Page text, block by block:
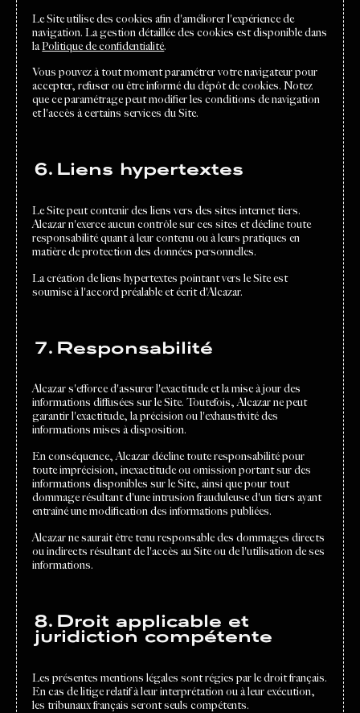
Le Site utilise des cookies afin d'améliorer l'expérience de
navigation. La gestion détaillée des cookies est disponible dans
laPolitique de confidentialité.
Vous pouvez à tout moment paramétrer votre navigateur pour
accepter, refuser ou être informé du dépôt de cookies. Notez
que ce paramétrage peut modifier les conditions de navigation
et l'accès à certains services du Site.
6. Liens hypertextes
Le Site peut contenir des liens vers des sites internet tiers.
Alcazar n'exerce aucun contrôle sur ces sites et décline toute
responsabilité quant à leur contenu ou à leurs pratiques en
matière de protection des données personnelles.
La création de liens hypertextes pointant vers le Site est
soumise à l'accord préalable et écrit d'Alcazar.
7. Responsabilité
Alcazar s'efforce d'assurer l'exactitude et la mise à jour des
informations diffusées sur le Site. Toutefois, Alcazar ne peut
garantir l'exactitude, la précision ou l'exhaustivité des
informations mises à disposition.
En conséquence, Alcazar décline toute responsabilité pour
toute imprécision, inexactitude ou omission portant sur des
informations disponibles sur le Site, ainsi que pour tout
dommage résultant d'une intrusion frauduleuse d'un tiers ayant
entraîné une modification des informations publiées.
Alcazar ne saurait être tenu responsable des dommages directs
ou indirects résultant de l'accès au Site ou de l'utilisation de ses
informations.
8. Droit applicable et
juridiction compétente
Les présentes mentions légales sont régies par le droit français.
En cas de litige relatif à leur interprétation ou à leur exécution,
les tribunaux français seront seuls compétents.